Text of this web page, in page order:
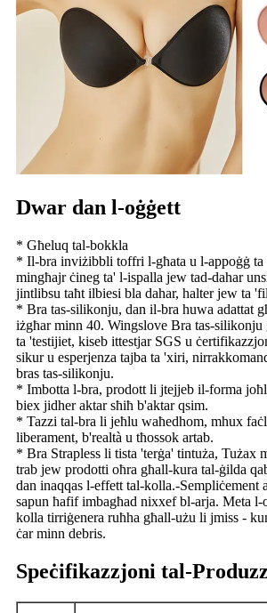
Dwar dan l-oġġett
* Għeluq tal-bokkla
* Il-bra inviżibbli toffri l-għata u l-appoġġ ta
mingħajr ċineg ta' l-ispalla jew tad-dahar
jintlibsu taħt ilbiesi bla dahar, halter jew ta
* Bra tas-silikonju, dan il-bra huwa adattat
iżgħar minn 40. Wingslove Bra tas-silikonju
ta 'testijiet, kiseb ittestjar SGS u
sikur u esperjenza tajba ta 'xiri,
bras tas-silikonju.
* Imbotta l-bra, prodott li jtejjeb il-forma
biex jidher aktar sħiħ b'aktar qsim.
* Tazzi tal-bra li jeħlu waħedhom, mhux
liberament, b'realtà u tħossok artab.
* Bra Strapless li tista 'terġa' tintuża, Tużax
trab jew prodotti oħra għall-kura tal-ġilda
dan inaqqas l-effett tal-kolla.-Sempliċement
sapun ħafif imbagħad nixxef bl-arja. Meta
kolla tirriġenera ruħha għall-użu li jmiss -
ċar minn debris.
Speċifikazzjoni tal-